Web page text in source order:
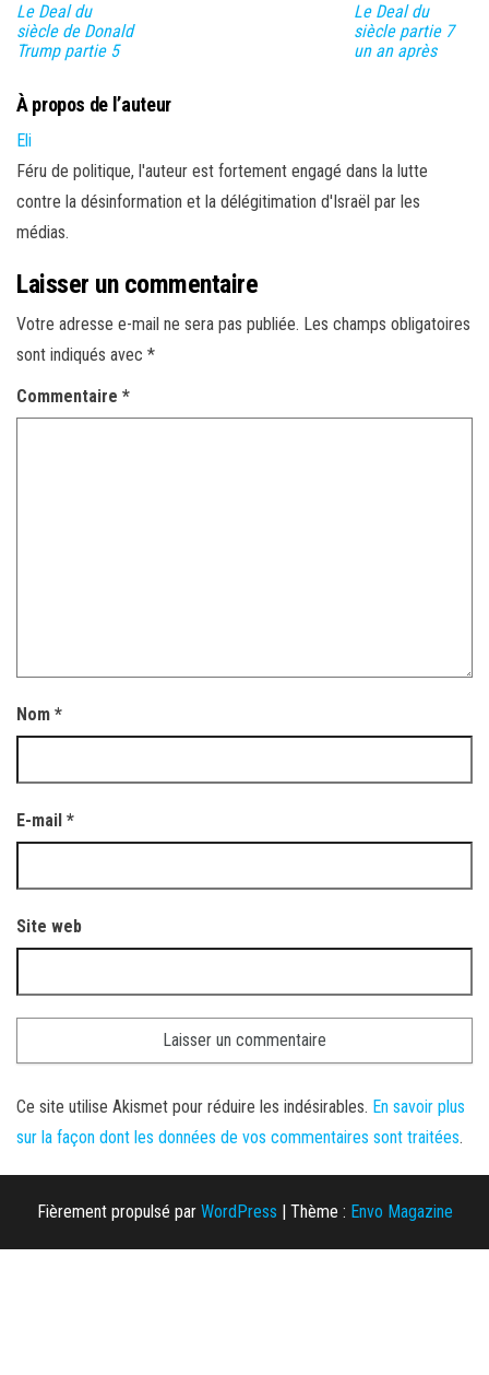
Le Deal du
siècle de Donald
Trump partie 5
Le Deal du
siècle partie 7
un an après
À propos de l’auteur
Eli
Féru de politique, l'auteur est fortement engagé dans la lutte
contre la désinformation et la délégitimation d'Israël par les
médias.
Laisser un commentaire
Votre adresse e-mail ne sera pas publiée. Les champs obligatoires
sont indiqués avec *
Commentaire *
Nom *
E-mail *
Site web
Ce site utilise Akismet pour réduire les indésirables. En savoir plus
sur la façon dont les données de vos commentaires sont traitées.
Fièrement propulsé par WordPress Thème : Envo Magazine